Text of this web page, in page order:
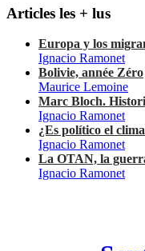
Articles les + lus
Europa y los
Ignacio Ramonet
Bolivie, année Zéro
Maurice Lemoine
Marc Bloch.
Ignacio Ramonet
¿Es político el
Ignacio Ramonet
La OTAN, la
Ignacio Ramonet